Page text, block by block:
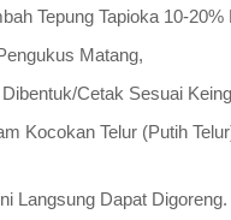
Tepung Tapioka 10-
Matang,
Cetak Sesuai
Kocokan Telur (Putih
Langsung Dapat Digoreng.